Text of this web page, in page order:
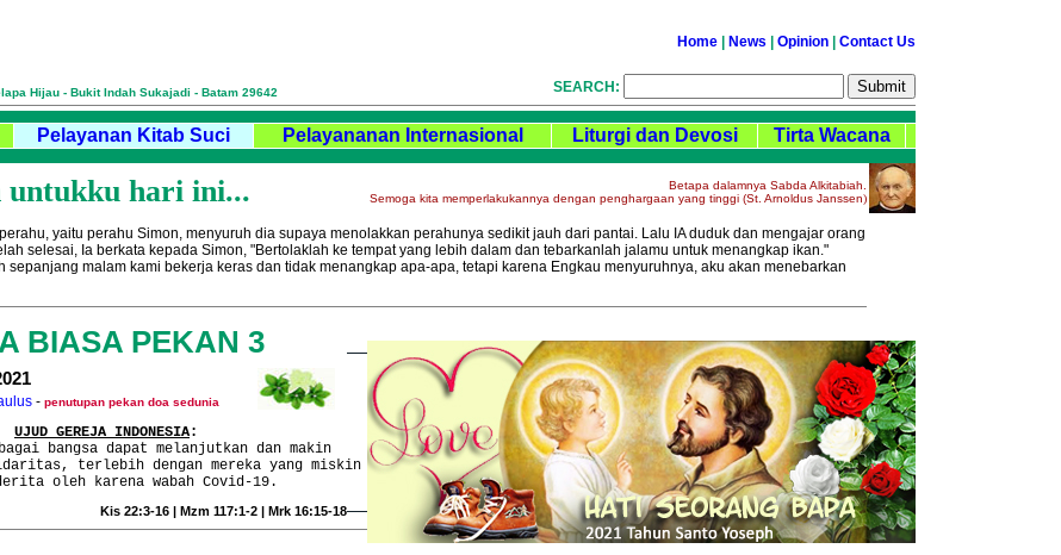
Home News Opinion Contact Us
Hijau - Bukit Indah Sukajadi - Batam 29642 SEARCH:
Pelayanan Kitab Suci Pelayananan Internasional Liturgi dan Devosi Tirta Wacana
untukku hari ini...
Betapa dalamnya Sabda Alkitabiah.
Semoga kita memperlakukannya dengan penghargaan yang tinggi (St. Arnoldus Janssen)
yaitu perahu Simon, menyuruh dia supaya menolakkan perahunya sedikit jauh dari pantai. Lalu IA duduk dan mengajar orang
selesai, Ia berkata kepada Simon, "Bertolaklah ke tempat yang lebih dalam dan tebarkanlah jalamu untuk menangkap ikan."
sepanjang malam kami bekerja keras dan tidak menangkap apa-apa, tetapi karena Engkau menyuruhnya, aku akan menebarkan
BIASA PEKAN 3
- penutupan pekan doa sedunia
UJUD GEREJA INDONESIA:
bangsa dapat melanjutkan dan makin
terlebih dengan mereka yang miskin
oleh karena wabah Covid-19.
Kis 22:3-16 | Mzm 117:1-2 | Mrk 16:15-18